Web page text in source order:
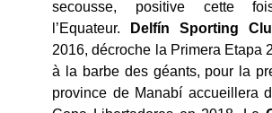
secousse, positive cette
l’Equateur.
Delfín Sporting
2016, décroche la Primera Etapa
à la barbe des géants, pour la
province de Manabí accueillera